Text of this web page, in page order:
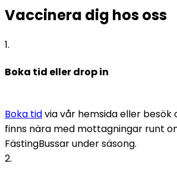
Vaccinera dig hos oss
1.
Boka tid eller drop in
Boka tid via vår hemsida eller besök
finns nära med mottagningar runt
FästingBussar under säsong.
2.